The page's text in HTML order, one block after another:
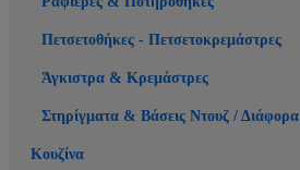
Πετσετοθήκες - Πετσετοκρεμάστρες
Άγκιστρα & Κρεμάστρες
Στηρίγματα & Βάσεις Ντουζ / Διάφορα
Κουζίνα